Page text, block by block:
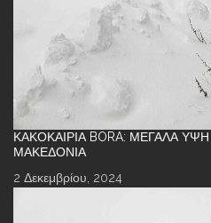
ΚΑΚΟΚΑΙΡΊΑ BORA: ΜΕΓΆΛΑ
ΜΑΚΕΔΟΝΊΑ
2 Δεκεμβρίου, 2024